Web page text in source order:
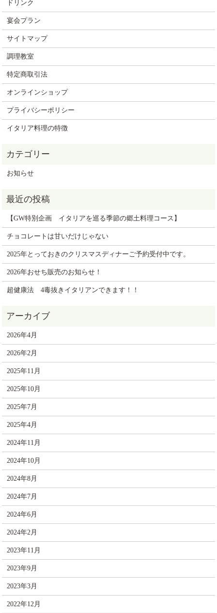
ドリンク
宴会プラン
サイトマップ
調理教室
特定商取引法
オンラインショップ
プライバシーポリシー
イタリア料理の特徴
お知らせ
【GW特別企画 イタリアを巡る季節の郷土料理コース】
チョコレートは甘いだけじゃない
2025年とっておきのクリスマスディナーご予約受付中です。
2026年おせち販売のお知らせ！
超健康法 4毒抜きイタリアンできます！！
2026年4月
2026年2月
2025年11月
2025年10月
2025年7月
2025年4月
2024年11月
2024年10月
2024年8月
2024年7月
2024年6月
2024年2月
2023年11月
2023年9月
2023年3月
2022年12月